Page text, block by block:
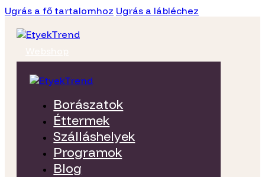
Ugrás a fő tartalomhoz Ugrás a lábléchez
Borászatok
Éttermek
Szálláshelyek
Programok
Blog